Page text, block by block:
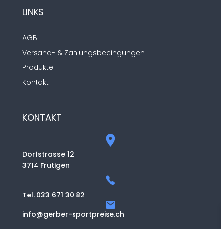
LINKS
AGB
Versand- & Zahlungsbedingungen
Produkte
Kontakt
KONTAKT
Dorfstrasse 12
3714 Frutigen
Tel. 033 671 30 82
info@gerber-sportpreise.ch